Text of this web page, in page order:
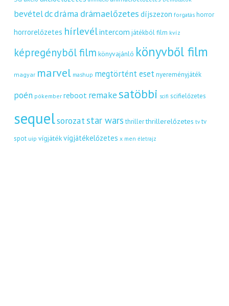
bevételdcdráma drámaelőzetes díjszezon forgatás horror
horrorelőzetes hírlevélintercom játékból film kvíz
képregényből film könyvajánló könyvből film
magyar marvel mashup megtörtént eset nyereményjáték
poén pókember reboot remakesatöbbi scifi scifielőzetes
sequelsorozat star wars thriller thrillerelőzetes tv tv
spot uip vígjátékvígjátékelőzetes x men életrajz